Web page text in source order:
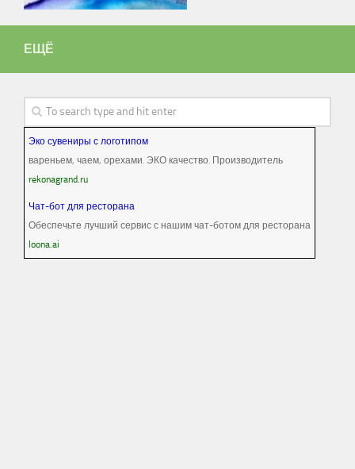
ЕЩЁ
Эко сувениры с логотипом
вареньем, чаем, орехами. ЭКО качество. Производитель
rekonagrand.ru
Чат-бот для ресторана
Обеспечьте лучший сервис с нашим чат-ботом для ресторана
loona.ai